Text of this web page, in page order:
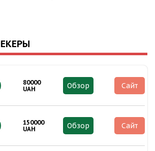
80000
UAH
Обзор Сайт
150000
UAH
Обзор Сайт